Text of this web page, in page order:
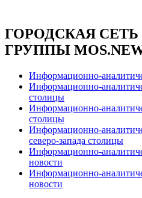
ГОРОДСКАЯ
ГРУППЫ
Информационно-
Информационно-
столицы
Информационно-
столицы
Информационно-
северо-запада столицы
Информационно-
новости
Информационно-
новости